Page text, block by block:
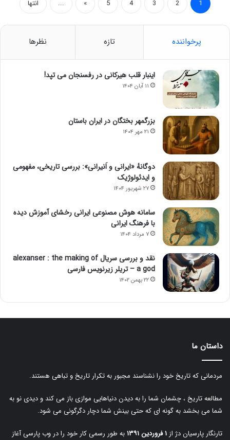
1
2
3
4
5
»
... انتها
پرخواننده تازه نظرها
اینبار قلب هیرکانی در رفسنجان می تپد!
۱۱ آبان ۱۴۰۴
بزرگمهر بختگان در ایران باستان
۲۱ مهر ۱۴۰۴
دوگانهٔ «ایرانی و اَنیرانی»: بررسی تاریخی، مفهومی
و ایدئولوژیک
۲۷ شهریور ۱۴۰۴
سامانه هوش مصنوعی ایرانی رخشای آموزش دیده
با فرهنگ ایرانی
۷ مرداد ۱۴۰۴
نقد و بررسی سریال alexanser : the making of
a god – تریلر زیرنویس فارسی
۲۲ بهمن ۱۴۰۲
داستان ما
مردمانی که تاریخ خود را نشناسند مجبور به تکرار تاریخ و تباهی هستند.
مطالعه تاریخ ، چشمان شما را به دیدن دنیاهایی موازی باز می کند و دیدی نو به
شما می بخشد به گونه ای که حتی بینش شما دچار دگرگونی می شود.
تارنگار پارسیان دژ از ۱ فروردین ۱۳۹۱
به طور رسمی کار خود را در وب پارسی آغاز